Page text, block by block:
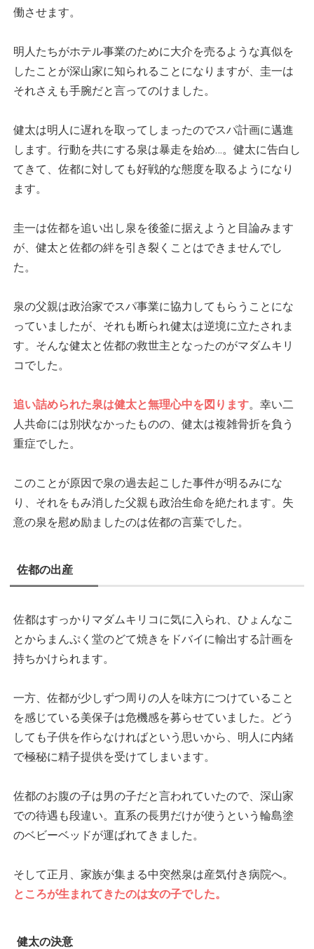
働させます。
明人たちがホテル事業のために大介を売るような真似を
したことが深山家に知られることになりますが、圭一は
それさえも手腕だと言ってのけました。
健太は明人に遅れを取ってしまったのでスパ計画に邁進
します。行動を共にする泉は暴走を始め…。健太に告白し
てきて、佐都に対しても好戦的な態度を取るようになり
ます。
圭一は佐都を追い出し泉を後釜に据えようと目論みます
が、健太と佐都の絆を引き裂くことはできませんでし
た。
泉の父親は政治家でスパ事業に協力してもらうことにな
っていましたが、それも断られ健太は逆境に立たされま
す。そんな健太と佐都の救世主となったのがマダムキリ
コでした。
追い詰められた泉は健太と無理心中を図ります。幸い二
人共命には別状なかったものの、健太は複雑骨折を負う
重症でした。
このことが原因で泉の過去起こした事件が明るみにな
り、それをもみ消した父親も政治生命を絶たれます。失
意の泉を慰め励ましたのは佐都の言葉でした。
佐都の出産
佐都はすっかりマダムキリコに気に入られ、ひょんなこ
とからまんぷく堂のどて焼きをドバイに輸出する計画を
持ちかけられます。
一方、佐都が少しずつ周りの人を味方につけていること
を感じている美保子は危機感を募らせていました。どう
しても子供を作らなければという思いから、明人に内緒
で極秘に精子提供を受けてしまいます。
佐都のお腹の子は男の子だと言われていたので、深山家
での待遇も段違い。直系の長男だけが使うという輪島塗
のベビーベッドが運ばれてきました。
そして正月、家族が集まる中突然泉は産気付き病院へ。
ところが生まれてきたのは女の子でした。
健太の決意